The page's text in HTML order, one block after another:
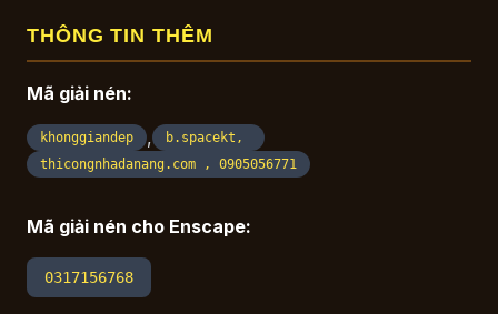
THÔNG TIN THÊM
Mã giải nén:
khonggiandep ,
b.spacekt,
thicongnhadanang.com , 0905056771
Mã giải nén cho Enscape:
0317156768